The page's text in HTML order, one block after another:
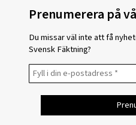
Prenumerera på
Du missar väl inte att få
Svensk Fäktning?